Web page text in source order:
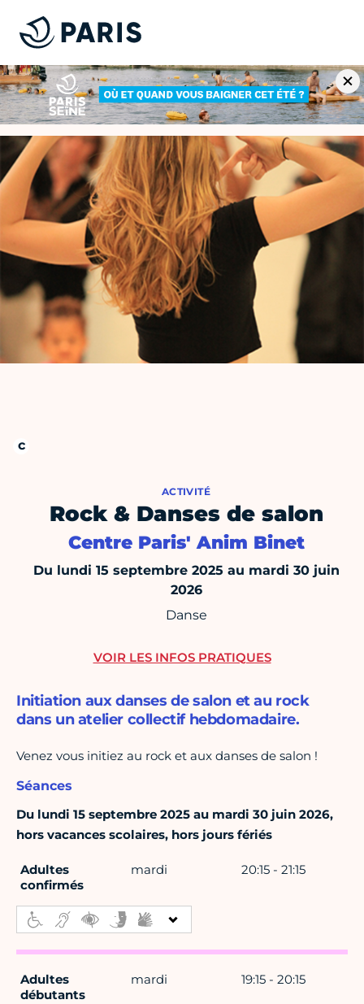
ACTIVITÉ
Rock & Danses de salon
Centre Paris' Anim Binet
Du lundi 15 septembre 2025 au mardi 30 juin
2026
Danse
Initiation aux danses de salon et au rock
dans un atelier collectif hebdomadaire.
Venez vous initiez au rock et aux danses de salon !
Séances
Du lundi 15 septembre 2025 au mardi 30 juin 2026,
hors vacances scolaires, hors jours fériés
Adultes
confirmés
mardi 20:15 - 21:15
Adultes
débutants
mardi 19:15 - 20:15
VOIR LES INFOS PRATIQUES